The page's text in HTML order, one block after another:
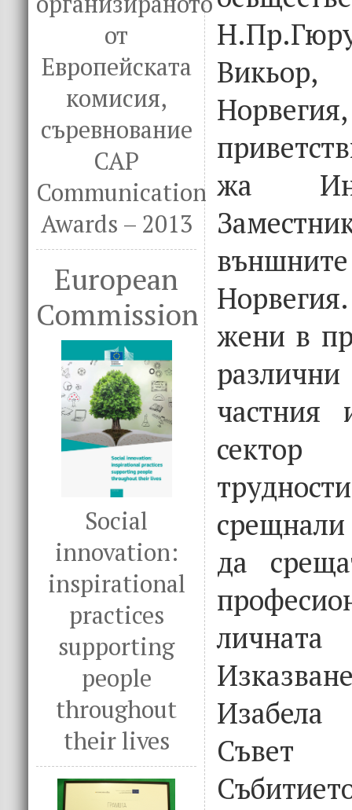
от
Европейската
комисия,
съревнование
CAP
Communication
Awards – 2013
European
Commission
Social
innovation:
inspirational
practices
supporting
people
throughout
their lives
жа
жени в
частния
да
Съвет